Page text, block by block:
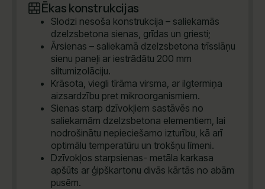
Ēkas konstrukcijas
Slodzi nesoša konstrukcija – saliekamās
dzelzsbetona sienas, grīdas un griesti;
Ārsienas – saliekamā dzelzsbetona trīsslāņu
sienu paneļi ar iestrādātu 200 mm
siltumizolāciju.
Krāsota, viegli tīrāma virsma, ar ilgtermiņa
aizsardzību pret mikroorganismiem.
Sienas starp dzīvokļiem sastāvēs no
saliekamām dzelzsbetona elementiem, lai
nodrošinātu nepieciešamo izturību, kā arī
optimālu temperatūru un trokšņu līmeni.
Dzīvokļos starpsienas- metāla karkasa
apšūts ar ģipškartonu divās kārtās no abām
pusēm.